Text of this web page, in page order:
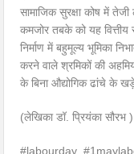
सामाजिक सुरक्षा कोष में
कमजोर तबके को यह
निर्माण में बहुमूल्य भूमिका
करने वाले श्रमिकों की
के बिना औद्योगिक ढांचे के
(लेखिका डॉ. प्रियंका सौरभ )
#labourday